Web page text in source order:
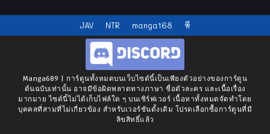
JAV NTR manga168 หี
Manga689 | การ์ตูนทั้งหมดบนเว็บไซต์นี้เป็นเพียงตัวอย่างของการ์ตูน
ต้นฉบับเท่านั้น อาจมีข้อผิดพลาดทางภาษา ชื่อตัวละคร และเนื้อเรื่อง
มากมาย ไซต์นี้ไม่ได้เก็บไฟล์ใด ๆ บนเซิร์ฟเวอร์ เนื้อหาทั้งหมดจัดทำโดย
บุคคลที่สามที่ไม่เกี่ยวข้อง สำหรับเวอร์ชันดั้งเดิม โปรดเลือกซื้อการ์ตูนที่มี
ลิขสิทธิ์แล้ว